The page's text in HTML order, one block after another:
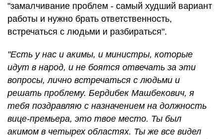
"замалчивание проблем - самый худший вариант
работы и нужно брать ответственность,
встречаться с людьми и разбираться".
"Есть у нас и акимы, и министры, которые
идут в народ, и не боятся отвечать за эти
вопросы, лично встречаться с людьми и
решать проблему. Бердибек Машбекович, я
тебя поздравляю с назначением на должность
вице-премьера, это твое место. Ты был
акимом в четырех областях. Ты же все видел